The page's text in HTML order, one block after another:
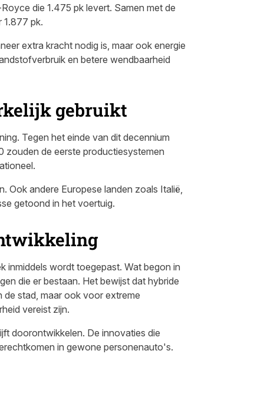
die 1.475 pk levert. Samen met de
1.877 pk.
extra kracht nodig is, maar ook energie
en betere wendbaarheid
gebruikt
Tegen het einde van dit decennium
zouden de eerste productiesystemen
Ook andere Europese landen zoals Italië,
getoond in het voertuig.
inmiddels wordt toegepast. Wat begon in
die er bestaan. Het bewijst dat hybride
de stad, maar ook voor extreme
vereist zijn.
doorontwikkelen. De innovaties die
in gewone personenauto's.